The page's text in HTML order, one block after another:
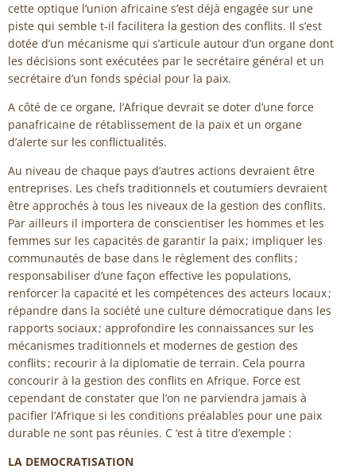
cette optique l’union africaine s’est déjà engagée sur une
piste qui semble t-il facilitera la gestion des conflits. Il s’est
dotée d’un mécanisme qui s’articule autour d’un organe dont
les décisions sont exécutées par le secrétaire général et un
secrétaire d’un fonds spécial pour la paix.
A côté de ce organe, l’Afrique devrait se doter d’une force
panafricaine de rétablissement de la paix et un organe
d’alerte sur les conflictualités.
Au niveau de chaque pays d’autres actions devraient être
entreprises. Les chefs traditionnels et coutumiers devraient
être approchés à tous les niveaux de la gestion des conflits.
Par ailleurs il importera de conscientiser les hommes et les
femmes sur les capacités de garantir la paix ; impliquer les
communautés de base dans le règlement des conflits ;
responsabiliser d’une façon effective les populations,
renforcer la capacité et les compétences des acteurs locaux ;
répandre dans la société une culture démocratique dans les
rapports sociaux ; approfondire les connaissances sur les
mécanismes traditionnels et modernes de gestion des
conflits ; recourir à la diplomatie de terrain. Cela pourra
concourir à la gestion des conflits en Afrique. Force est
cependant de constater que l’on ne parviendra jamais à
pacifier l’Afrique si les conditions préalables pour une paix
durable ne sont pas réunies. C ‘est à titre d’exemple :
LA DEMOCRATISATION